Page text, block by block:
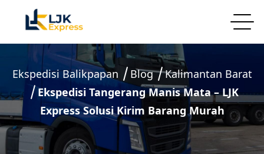
Ekspedisi Balikpapan Blog
Kalimantan Barat
Ekspedisi Tangerang Manis Mata – LJK
Express Solusi Kirim Barang Murah